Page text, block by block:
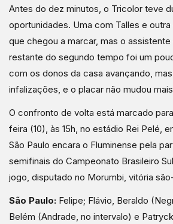
Antes do dez minutos, o Tricolor teve
oportunidades. Uma com Talles e
que chegou a marcar, mas o
restante do segundo tempo foi um
com os donos da casa avançando,
infalizações, e o placar não mudou
O confronto de volta está marcado
feira (10), às 15h, no estádio Rei Pelé,
São Paulo encara o Fluminense pela
semifinais do Campeonato Brasileiro
jogo, disputado no Morumbi, vitória
São Paulo: Felipe; Flávio, Beraldo
Belém (Andrade, no intervalo) e